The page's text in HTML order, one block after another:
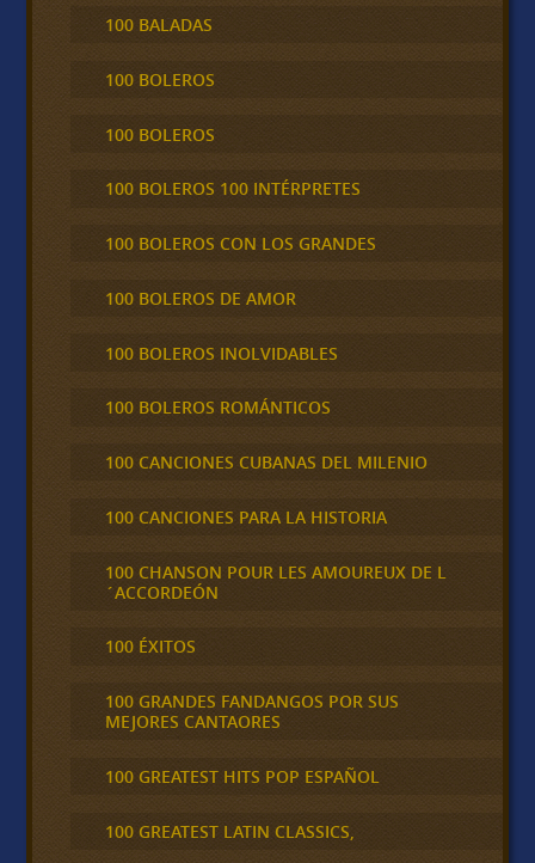
100 BALADAS
100 BOLEROS
100 BOLEROS
100 BOLEROS 100 INTÉRPRETES
100 BOLEROS CON LOS GRANDES
100 BOLEROS DE AMOR
100 BOLEROS INOLVIDABLES
100 BOLEROS ROMÁNTICOS
100 CANCIONES CUBANAS DEL MILENIO
100 CANCIONES PARA LA HISTORIA
100 CHANSON POUR LES AMOUREUX DE L
´ACCORDEÓN
100 ÉXITOS
100 GRANDES FANDANGOS POR SUS
MEJORES CANTAORES
100 GREATEST HITS POP ESPAÑOL
100 GREATEST LATIN CLASSICS,